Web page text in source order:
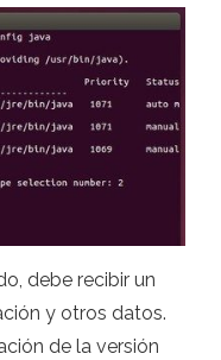
debe recibir un
y otros datos.
de la versión